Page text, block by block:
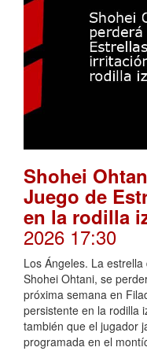
Shohei
Juego de
en la rodilla
2026 17:30
Los Ángeles. La
Shohei Ohtani, se
próxima semana en
persistente en la rodilla
también que el jugador
programada en el